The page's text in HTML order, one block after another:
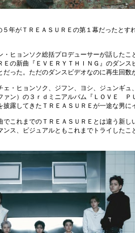
年がＴＲＥＡＳＵＲＥの第１幕だったとす
ヒョンソク総括プロデューサーが話した
の新曲『ＥＶＥＲＹＴＨＩＮＧ』のダンス
った。ただのダンスビデオなのに再生回数
・ヒョンソク、ジフン、ヨシ、ジュンギュ
ァン）の３ｒｄミニアルバム『ＬＯＶＥ Ｐ
露してきたＴＲＥＡＳＵＲＥが一途な男に
これまでのＴＲＥＡＳＵＲＥとは違う新
ス、ビジュアルともこれまでトライしたこ